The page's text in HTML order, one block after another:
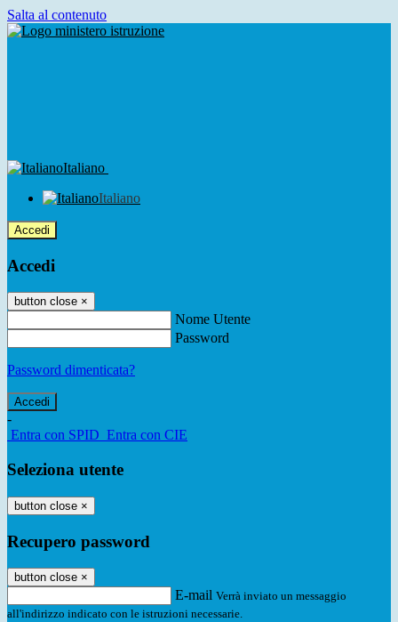
Salta al contenuto
Italiano
Italiano
Accedi
Accedi
button close ×
Nome Utente
Password
Password dimenticata?
-
Entra con SPID Entra con CIE
Seleziona utente
button close ×
Recupero password
button close ×
E-mail Verrà inviato un messaggio
all'indirizzo indicato con le istruzioni necessarie.